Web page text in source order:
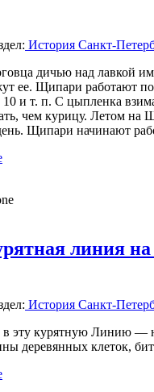
История Санкт-
дичью над лавкой
ее. Щипари работают
и т. п. С цыпленка
чем курицу. Летом на
Щипари начинают
линия
История Санкт-
в эту курятную Линию —
деревянных клеток,